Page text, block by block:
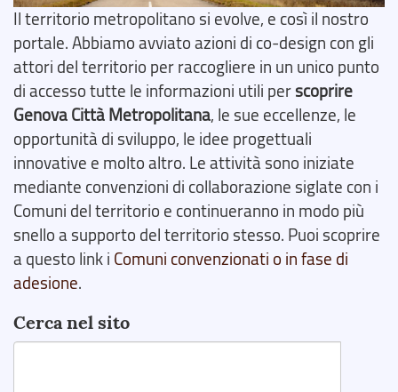
Il territorio metropolitano si evolve, e così il nostro
portale. Abbiamo avviato azioni di co-design con gli
attori del territorio per raccogliere in un unico punto
di accesso tutte le informazioni utili perscoprire
Genova Città Metropolitana, le sue eccellenze, le
opportunità di sviluppo, le idee progettuali
innovative e molto altro. Le attività sono iniziate
mediante convenzioni di collaborazione siglate con i
Comuni del territorio e continueranno in modo più
snello a supporto del territorio stesso. Puoi scoprire
a questo link i Comuni convenzionati o in fase di
adesione.
Cerca nel sito